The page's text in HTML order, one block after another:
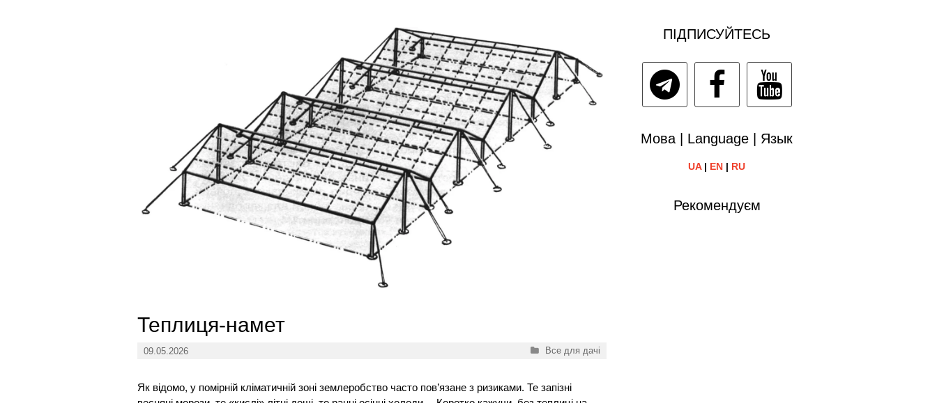
Теплиця-намет
09.05.2026 Категорії
Все для дачі
Як відомо, у помірній кліматичній зоні землеробство часто пов’язане з ризиками. Те запізні
ПІДПИСУЙТЕСЬ
Мова | Language | Язык
UA| EN | RU
Рекомендуєм